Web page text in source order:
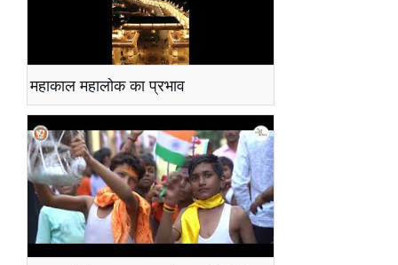
महाकाल महालोक का प्रभाव